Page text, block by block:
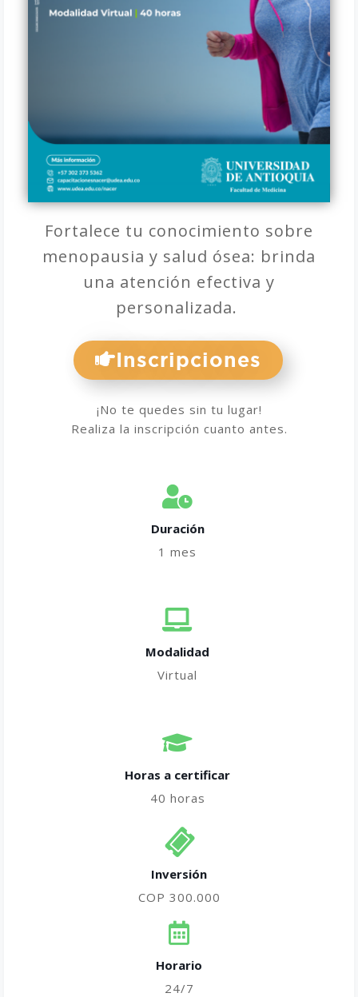
Fortalece tu conocimiento sobre
menopausia y salud ósea: brinda
una atención efectiva y
personalizada.
Inscripciones
¡No te quedes sin tu lugar!
Realiza la inscripción cuanto antes.
Duración
1 mes
Modalidad
Virtual
Horas a certificar​
40 horas
Inversión
COP 300.000
Horario
24/7